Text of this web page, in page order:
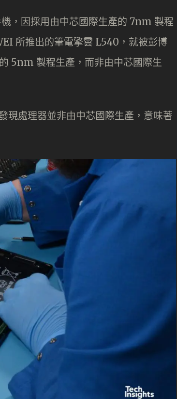
，因採用由中芯國際生產的 7nm 製程
所推出的筆電擎雲 L540，就被彭博
5nm 製程生產，而非由中芯國際生
處理器並非由中芯國際生產，意味著